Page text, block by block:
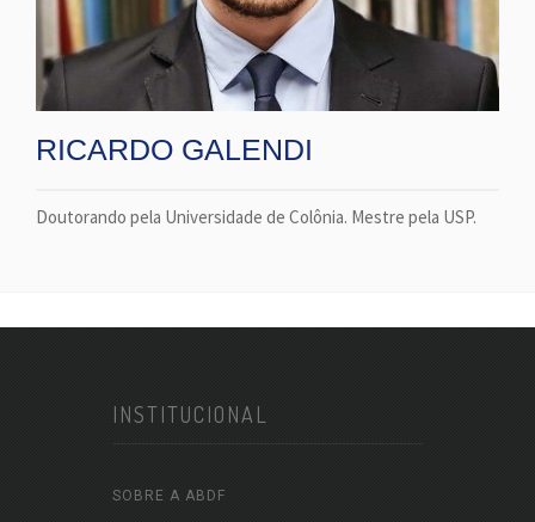
RICARDO GALENDI
Doutorando pela Universidade de Colônia. Mestre pela USP.
INSTITUCIONAL
SOBRE A ABDF